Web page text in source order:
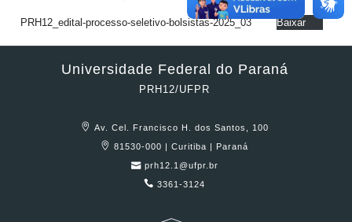
PRH12_edital-processo-seletivo-bolsistas-2025_03 Baixar
Universidade Federal do Paraná
PRH12/UFPR
Av. Cel. Francisco H. dos Santos, 100
81530-000 | Curitiba | Paraná
prh12.1@ufpr.br
3361-3124